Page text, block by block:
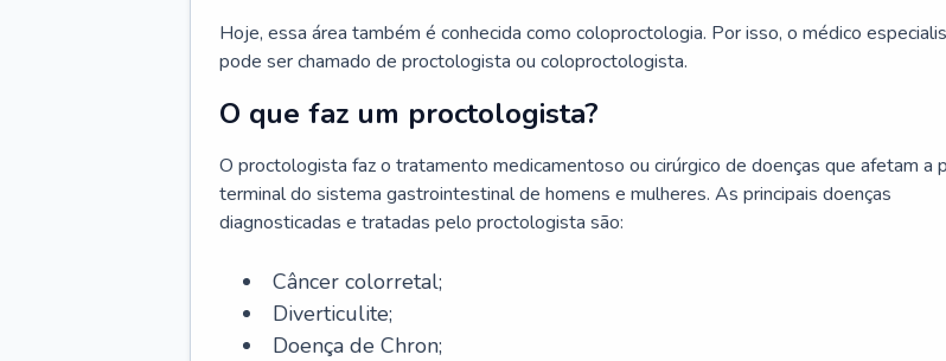
Hoje, essa área também é conhecida como coloproctologia. Por isso, o médico
pode ser chamado de proctologista ou coloproctologista.
O que faz um proctologista?
O proctologista faz o tratamento medicamentoso ou cirúrgico de doenças que afetam a
terminal do sistema gastrointestinal de homens e mulheres. As principais doenças
diagnosticadas e tratadas pelo proctologista são:
Câncer colorretal;
Diverticulite;
Doença de Chron;